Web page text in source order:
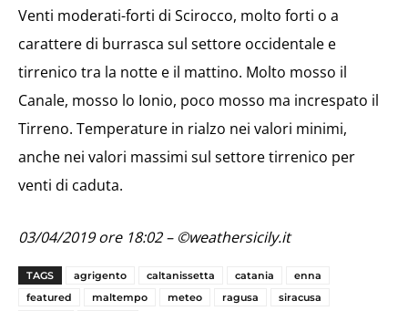
Venti moderati-forti di Scirocco, molto forti o a
carattere di burrasca sul settore occidentale e
tirrenico tra la notte e il mattino. Molto mosso il
Canale, mosso lo Ionio, poco mosso ma increspato il
Tirreno. Temperature in rialzo nei valori minimi,
anche nei valori massimi sul settore tirrenico per
venti di caduta.
03/04/2019 ore 18:02 – ©weathersicily.it
TAGS agrigento caltanissetta catania
enna
featured
maltempo meteo ragusa
siracusa